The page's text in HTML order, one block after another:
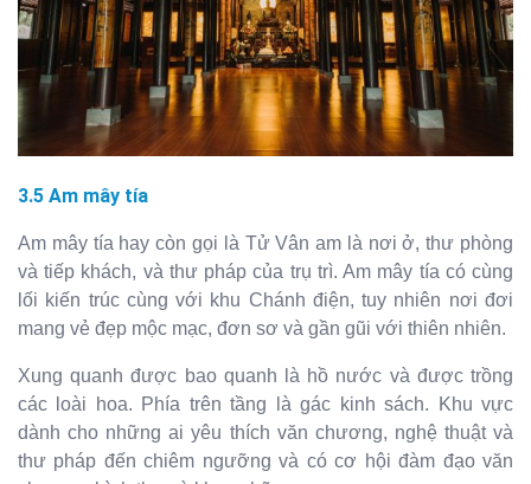
3.5 Am mây tía
Am mây tía hay còn gọi là Tử Vân am là nơi ở, thư phòng
và tiếp khách, và thư pháp của trụ trì. Am mây tía có cùng
lối kiến trúc cùng với khu Chánh điện, tuy nhiên nơi đơi
mang vẻ đẹp mộc mạc, đơn sơ và gần gũi với thiên nhiên.
Xung quanh được bao quanh là hồ nước và được trồng
các loài hoa. Phía trên tầng là gác kinh sách.
Khu vực
dành cho những ai yêu thích văn chương, nghệ thuật và
thư pháp đến chiêm ngưỡng và có cơ hội đàm đạo văn